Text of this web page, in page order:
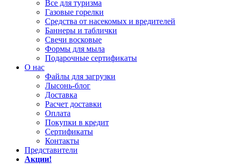
Все для туризма
Газовые горелки
Средства от насекомых и вредителей
Баннеры и таблички
Свечи восковые
Формы для мыла
Подарочные сертификаты
О нас
Файлы для загрузки
Лысонь-блог
Доставка
Расчет доставки
Оплата
Покупки в кредит
Сертификаты
Контакты
Представители
Акции!